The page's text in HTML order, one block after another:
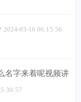
2024-03-16 06:15:56
名字来着呢视频讲